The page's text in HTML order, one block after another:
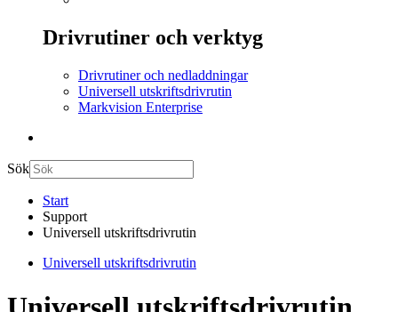
Drivrutiner och verktyg
Drivrutiner och nedladdningar
Universell utskriftsdrivrutin
Markvision Enterprise
Sök
Start
Support
Universell utskriftsdrivrutin
Universell utskriftsdrivrutin